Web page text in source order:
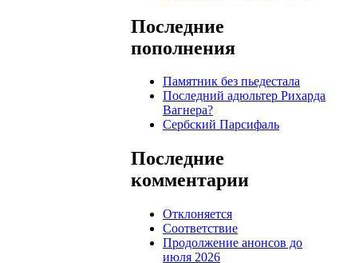
Последние
пополнения
Памятник без пьедестала
Последний адюльтер Рихарда
Вагнера?
Сербский Парсифаль
Последние
комментарии
Отклоняется
Соответствие
Продолжение анонсов до
июля 2026